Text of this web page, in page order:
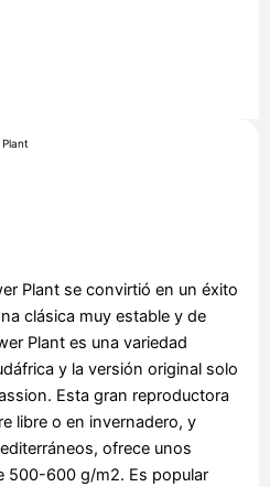
Plant se convirtió en un éxito
clásica muy estable y de
Plant es una variedad
y la versión original solo
Esta gran reproductora
libre o en invernadero, y
ofrece unos
500-600 g/m2. Es popular